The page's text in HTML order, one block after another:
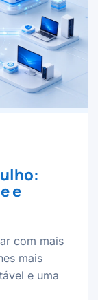
e
com mais
mais
e uma